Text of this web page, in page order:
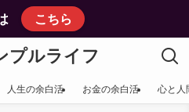
こちら
プルライフ
人生の余白活 お金の余白活 心と人